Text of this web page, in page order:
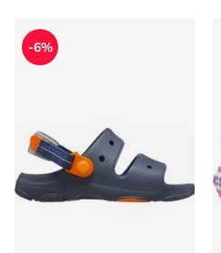
Crocs - Sandały dziecięce letnie
-6%